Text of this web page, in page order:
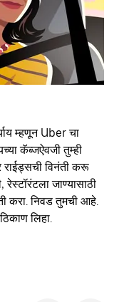
म्हणून Uber चा
कॅब्जऐवजी तुम्ही
राईड्सची विनंती करू
रेस्टॉरंटला जाण्यासाठी
करा. निवड तुमची आहे.
लिहा.